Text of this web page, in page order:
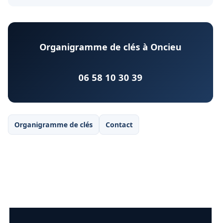
Organigramme de clés à Oncieu
06 58 10 30 39
Organigramme de clés Contact